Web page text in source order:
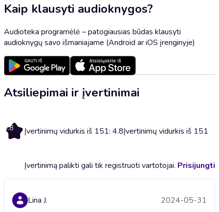
Kaip klausyti audioknygos?
Audioteka programėlė – patogiausias būdas klausyti
audioknygų savo išmaniajame (Android ar iOS įrenginyje)
Atsiliepimai ir įvertinimai
4.8 Įvertinimų vidurkis iš 151: 4.8Įvertinimų vidurkis iš 151
Įvertinimą palikti gali tik registruoti vartotojai. Prisijungti
Lina J. 2024-05-31